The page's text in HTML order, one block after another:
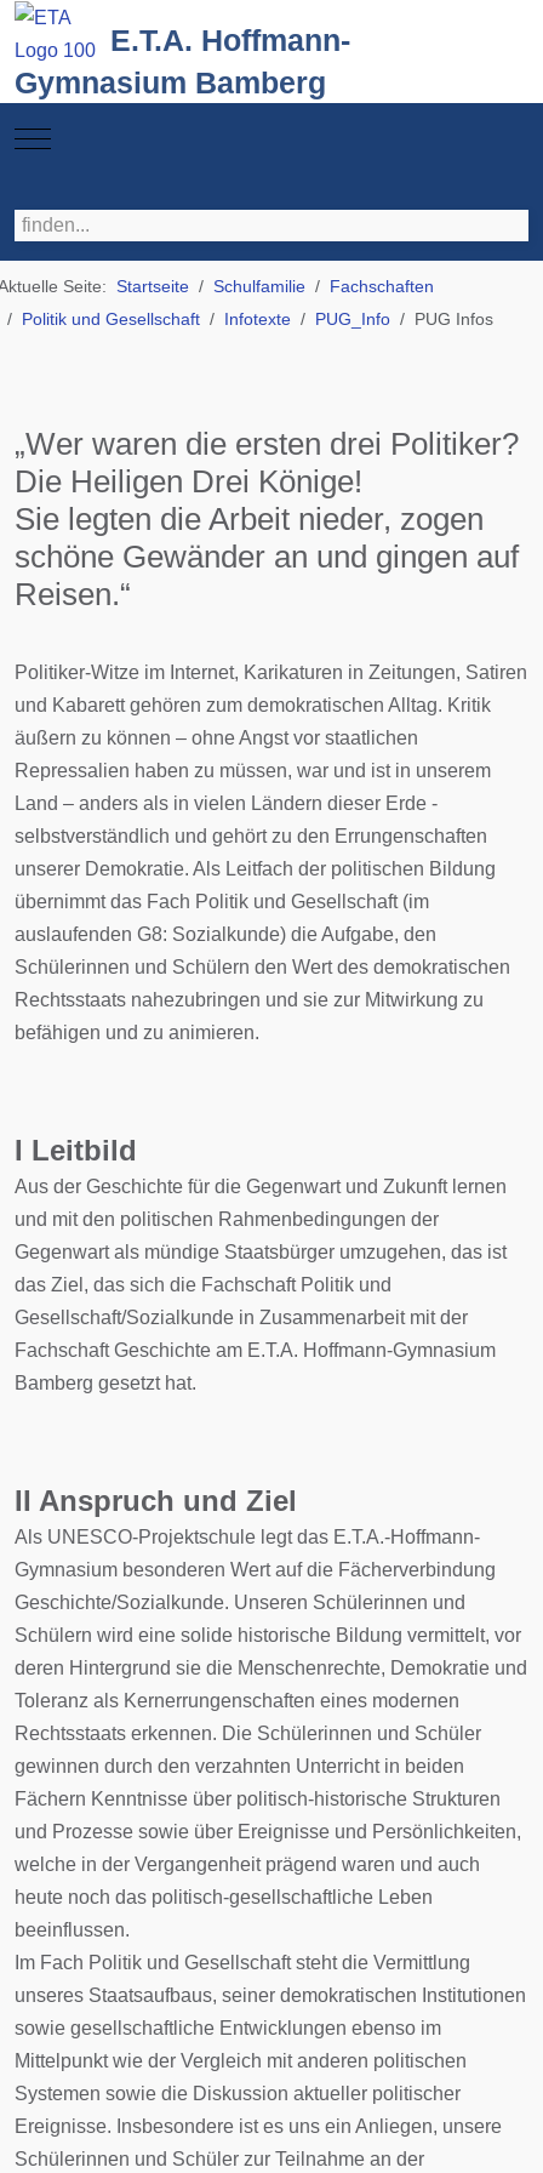
E.T.A. Hoffmann-
Gymnasium Bamberg
Mobile Menu Toggle
Seite: Startseite Schulfamilie
Fachschaften
Politik und Gesellschaft
Infotexte PUG_Info PUG Infos
„Wer waren die ersten drei Politiker?
Die Heiligen Drei Könige!
Sie legten die Arbeit nieder, zogen
schöne Gewänder an und gingen auf
Reisen.“
Politiker-Witze im Internet, Karikaturen in Zeitungen, Satiren
und Kabarett gehören zum demokratischen Alltag. Kritik
äußern zu können – ohne Angst vor staatlichen
Repressalien haben zu müssen, war und ist in unserem
Land – anders als in vielen Ländern dieser Erde -
selbstverständlich und gehört zu den Errungenschaften
unserer Demokratie. Als Leitfach der politischen Bildung
übernimmt das Fach Politik und Gesellschaft (im
auslaufenden G8: Sozialkunde) die Aufgabe, den
Schülerinnen und Schülern den Wert des demokratischen
Rechtsstaats nahezubringen und sie zur Mitwirkung zu
befähigen und zu animieren.
I Leitbild
Aus der Geschichte für die Gegenwart und Zukunft lernen
und mit den politischen Rahmenbedingungen der
Gegenwart als mündige Staatsbürger umzugehen, das ist
das Ziel, das sich die Fachschaft Politik und
Gesellschaft/Sozialkunde in Zusammenarbeit mit der
Fachschaft Geschichte am E.T.A. Hoffmann-Gymnasium
Bamberg gesetzt hat.
II Anspruch und Ziel
Als UNESCO-Projektschule legt das E.T.A.-Hoffmann-
Gymnasium besonderen Wert auf die Fächerverbindung
Geschichte/Sozialkunde. Unseren Schülerinnen und
Schülern wird eine solide historische Bildung vermittelt, vor
deren Hintergrund sie die Menschenrechte, Demokratie und
Toleranz als Kernerrungenschaften eines modernen
Rechtsstaats erkennen. Die Schülerinnen und Schüler
gewinnen durch den verzahnten Unterricht in beiden
Fächern Kenntnisse über politisch-historische Strukturen
und Prozesse sowie über Ereignisse und Persönlichkeiten,
welche in der Vergangenheit prägend waren und auch
heute noch das politisch-gesellschaftliche Leben
beeinflussen.
Im Fach Politik und Gesellschaft steht die Vermittlung
unseres Staatsaufbaus, seiner demokratischen Institutionen
sowie gesellschaftliche Entwicklungen ebenso im
Mittelpunkt wie der Vergleich mit anderen politischen
Systemen sowie die Diskussion aktueller politischer
Ereignisse. Insbesondere ist es uns ein Anliegen, unsere
Schülerinnen und Schüler zur Teilnahme an der